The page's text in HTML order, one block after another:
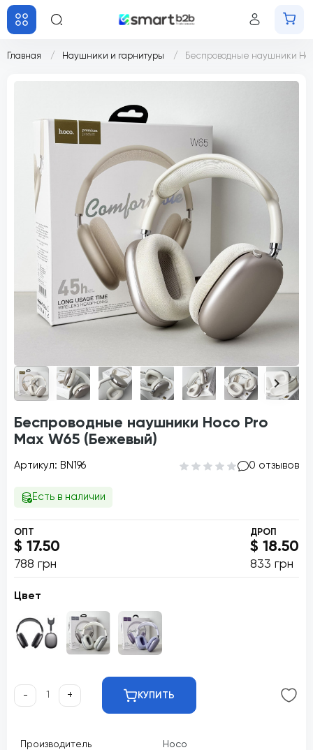
Главная Наушники и гарнитуры Беспроводные наушники
Беспроводные наушники Hoco Pro
Max W65 (Бежевый)
Артикул: BN196 0 отзывов
Есть в наличии
ОПТ
$ 17.50
788 грн
ДРОП
$ 18.50
833 грн
Цвет
- + КУПИТЬ
Производитель Hoco